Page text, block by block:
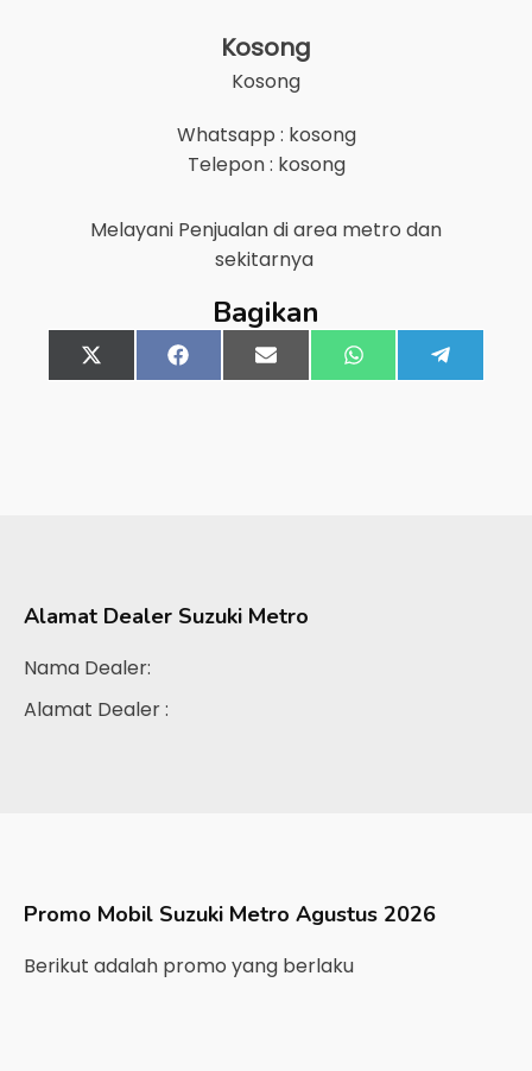
Kosong
Kosong
Whatsapp : kosong
Telepon : kosong
Melayani Penjualan di area metro dan
sekitarnya
Bagikan
Share
on
X
(Twitter)
Share
on
FacebookShare
on
Email Share
on
WhatsApp
on
Alamat Dealer Suzuki Metro
Nama Dealer:
Alamat Dealer :
Promo Mobil Suzuki Metro Agustus 2026
Berikut adalah promo yang berlaku